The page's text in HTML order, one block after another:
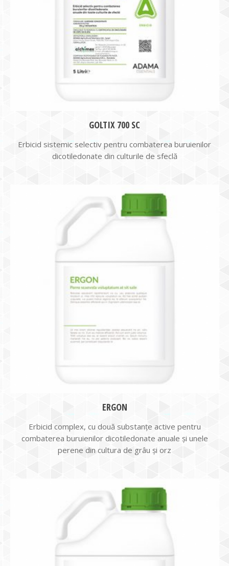
GOLTIX 700 SC
Erbicid sistemic selectiv pentru combaterea buruienilor
dicotiledonate din culturile de sfeclă
ERGON
Erbicid complex, cu două substanțe active pentru
combaterea buruienilor dicotiledonate anuale și unele
perene din cultura de grâu și orz